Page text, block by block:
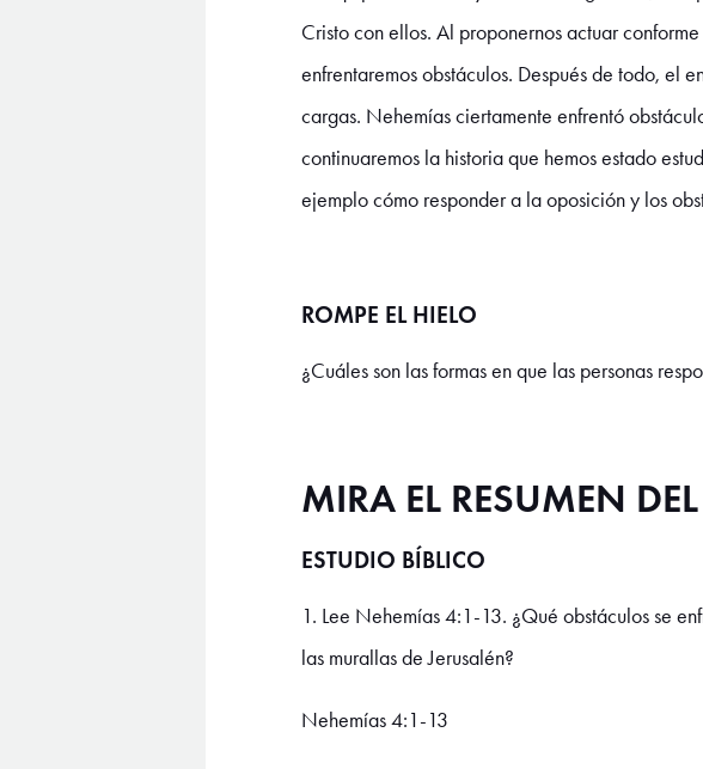
Cristo con ellos. Al proponernos actuar
enfrentaremos obstáculos. Después de todo, el
cargas. Nehemías ciertamente enfrentó
continuaremos la historia que hemos estado
ejemplo cómo responder a la oposición y los
ROMPE EL HIELO
¿Cuáles son las formas en que las personas
MIRA EL RESUMEN
ESTUDIO BÍBLICO
1. Lee Nehemías 4:1-13. ¿Qué obstáculos se
las murallas de Jerusalén?
Nehemías 4:1-13